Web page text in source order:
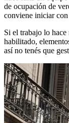
de ocupación de
conviene iniciar
Si el trabajo lo
habilitado,
así no tenés que